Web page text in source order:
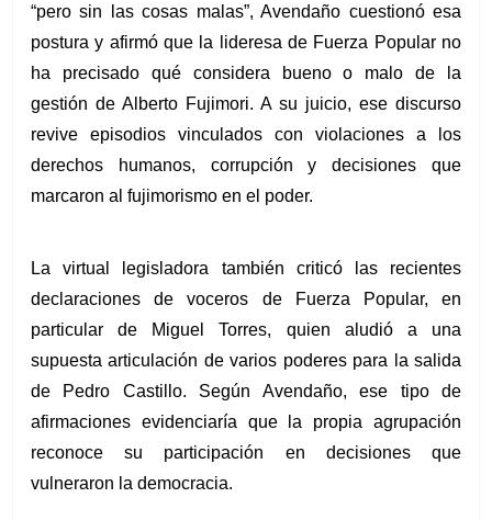
“pero sin las cosas malas”, Avendaño cuestionó esa
postura y afirmó que la lideresa de Fuerza Popular no
ha precisado qué considera bueno o malo de la
gestión de Alberto Fujimori. A su juicio, ese discurso
revive episodios vinculados con violaciones a los
derechos humanos, corrupción y decisiones que
marcaron al fujimorismo en el poder.
La virtual legisladora también criticó las recientes
declaraciones de voceros de Fuerza Popular, en
particular de Miguel Torres, quien aludió a una
supuesta articulación de varios poderes para la salida
de Pedro Castillo. Según Avendaño, ese tipo de
afirmaciones evidenciaría que la propia agrupación
reconoce su participación en decisiones que
vulneraron la democracia.